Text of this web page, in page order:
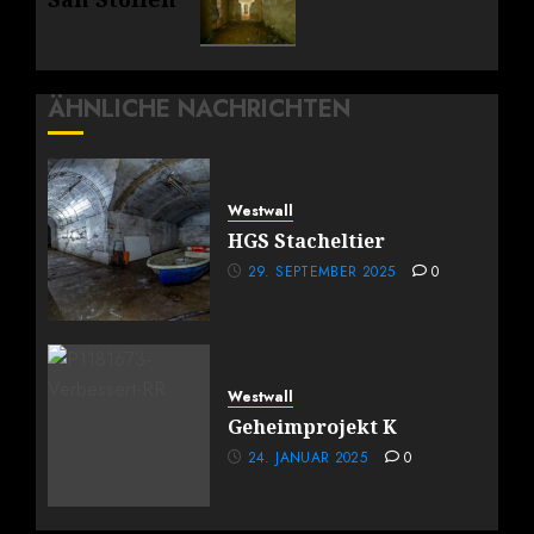
ÄHNLICHE NACHRICHTEN
Westwall
HGS Stacheltier
29. SEPTEMBER 2025 0
Westwall
Geheimprojekt K
24. JANUAR 2025 0